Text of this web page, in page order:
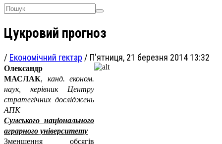
Цукровий прогноз
/ Економічний гектар / П'ятниця, 21 березня 2014 13:32
Олександр
МАСЛАК, канд. економ.
наук, керівник Центру
стратегічних досліджень
АПК
Сумського національного
аграрного університету
Зменшення обсягів